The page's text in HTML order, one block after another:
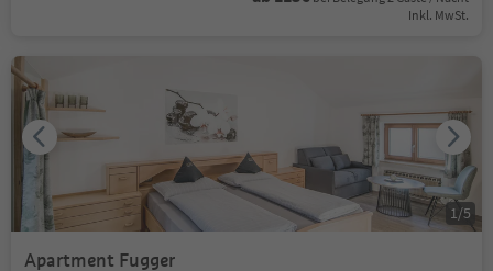
Inkl. MwSt.
Apartment Fugger
1 /5